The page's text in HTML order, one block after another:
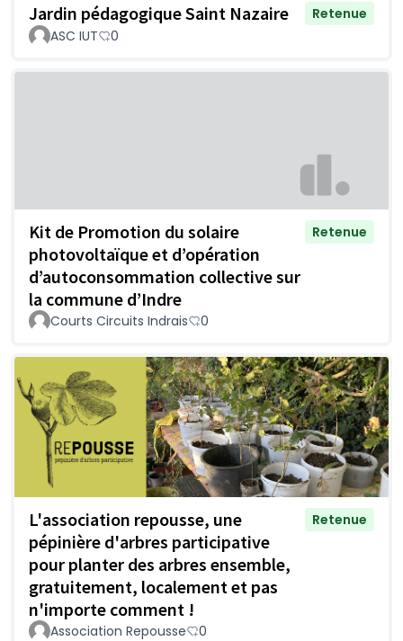
Jardin pédagogique Saint Nazaire
Retenue
ASC IUT
0
Kit de Promotion du solaire
photovoltaïque et d’opération
d’autoconsommation collective sur
la commune d’Indre
Retenue
Courts Circuits Indrais 0
L'association repousse, une
pépinière d'arbres participative
pour planter des arbres ensemble,
gratuitement, localement et pas
n'importe comment !
Retenue
Association Repousse 0